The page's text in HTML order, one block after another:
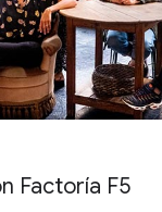
Factoría F5